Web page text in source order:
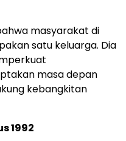
masyarakat di
satu keluarga. Dia
masa depan
kebangkitan
1992